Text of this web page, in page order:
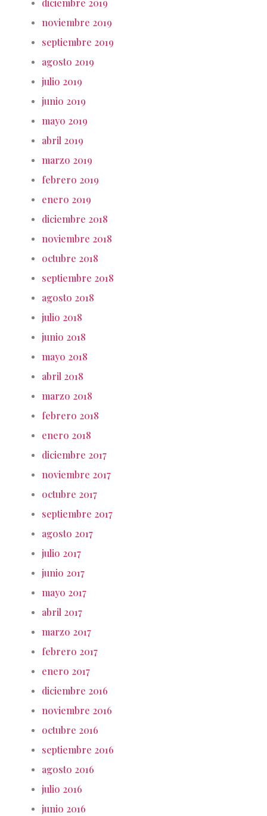
diciembre 2019
noviembre 2019
septiembre 2019
agosto 2019
julio 2019
junio 2019
mayo 2019
abril 2019
marzo 2019
febrero 2019
enero 2019
diciembre 2018
noviembre 2018
octubre 2018
septiembre 2018
agosto 2018
julio 2018
junio 2018
mayo 2018
abril 2018
marzo 2018
febrero 2018
enero 2018
diciembre 2017
noviembre 2017
octubre 2017
septiembre 2017
agosto 2017
julio 2017
junio 2017
mayo 2017
abril 2017
marzo 2017
febrero 2017
enero 2017
diciembre 2016
noviembre 2016
octubre 2016
septiembre 2016
agosto 2016
julio 2016
junio 2016